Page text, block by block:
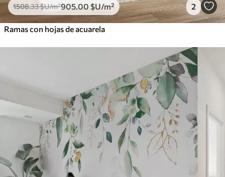
1508.33$U/m²905.00 $U/m² 2
Ramas con hojas de acuarela